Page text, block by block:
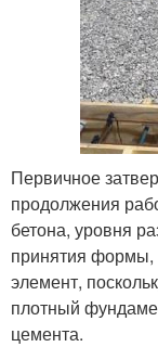
Первичное
продолжения
бетона, уровня
принятия формы,
элемент,
плотный
цемента.